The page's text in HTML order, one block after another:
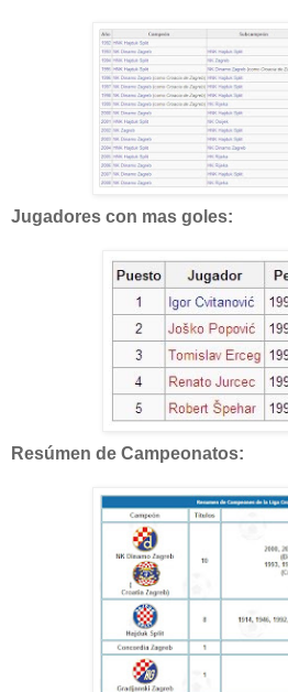
Jugadores con mas goles:
Resúmen de Campeonatos: